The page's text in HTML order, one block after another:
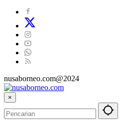
nusaborneo.com@2024
×